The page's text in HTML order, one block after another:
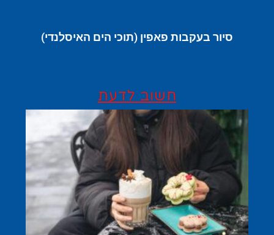
סיור בעקבות פאפין (תוכי הים האיסלנדי)
חשוב לדעת